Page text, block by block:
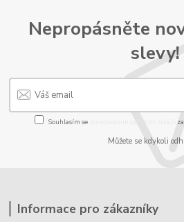
Nepropásněte
slevy!
Souhlasím se
Můžete se kdykoli
Informace pro zákazníky